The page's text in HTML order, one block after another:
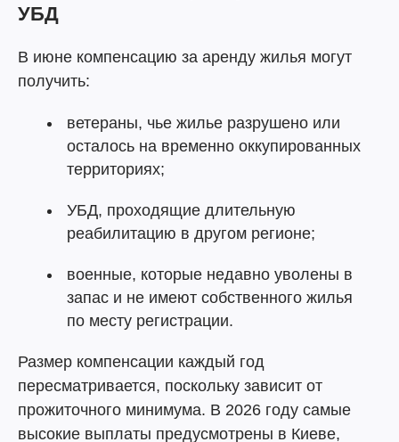
УБД
В июне компенсацию за аренду жилья могут
получить:
ветераны, чье жилье разрушено или
осталось на временно оккупированных
территориях;
УБД, проходящие длительную
реабилитацию в другом регионе;
военные, которые недавно уволены в
запас и не имеют собственного жилья
по месту регистрации.
Размер компенсации каждый год
пересматривается, поскольку зависит от
прожиточного минимума. В 2026 году самые
высокие выплаты предусмотрены в Киеве,